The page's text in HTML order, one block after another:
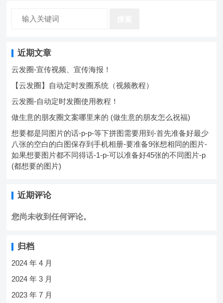
近期文章
云发圈-宣传视频、宣传海报！
【云发圈】自动定时发圈系统（视频教程）
云发圈-自动定时发圈使用教程！
做生意的朋友圈文案哪里来的 (做生意的朋友怎么祝福)
想要都是同图片的话-p-p-等下拼图需要用到-首先准备好最少
八张的空白的白图保存到手机相册-要准备9张想相同的图片-
如果想要图片都不同得话-1-p-可以准备好45张的不同图片-p
(都想要的图片)
近期评论
您尚未收到任何评论。
归档
2024 年 4 月
2024 年 3 月
2023 年 7 月